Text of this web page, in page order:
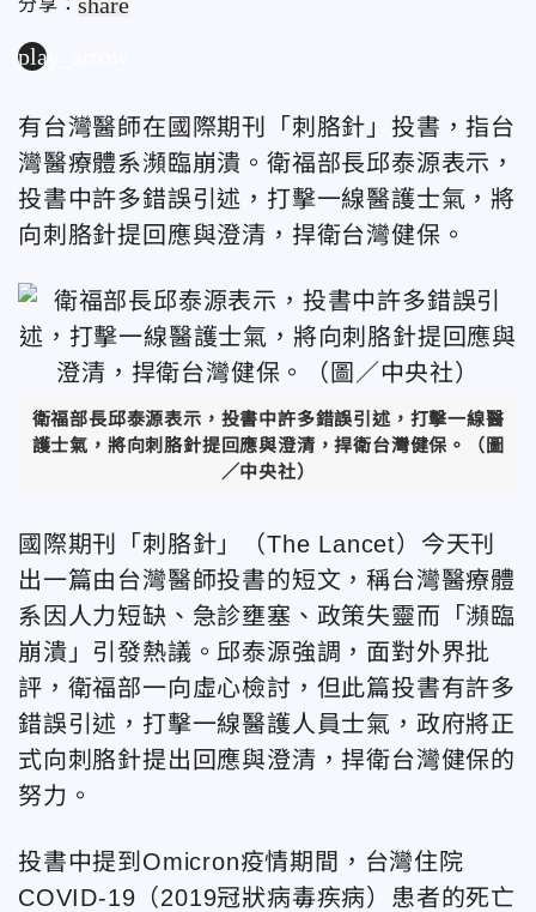
分享：
play_arrow
有台灣醫師在國際期刊「刺胳針」投書，指台
灣醫療體系瀕臨崩潰。衛福部長邱泰源表示，
投書中許多錯誤引述，打擊一線醫護士氣，將
向刺胳針提回應與澄清，捍衛台灣健保。
衛福部長邱泰源表示，投書中許多錯誤引述，打擊一線醫
護士氣，將向刺胳針提回應與澄清，捍衛台灣健保。（圖
／中央社）
國際期刊「刺胳針」（The Lancet）今天刊
出一篇由台灣醫師投書的短文，稱台灣醫療體
系因人力短缺、急診壅塞、政策失靈而「瀕臨
崩潰」引發熱議。邱泰源強調，面對外界批
評，衛福部一向虛心檢討，但此篇投書有許多
錯誤引述，打擊一線醫護人員士氣，政府將正
式向刺胳針提出回應與澄清，捍衛台灣健保的
努力。
投書中提到Omicron疫情期間，台灣住院
COVID-19（2019冠狀病毒疾病）患者的死亡